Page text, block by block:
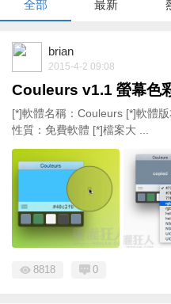
全部 最新
brian
2015-4-2 09:08
Couleurs v1.1 螢幕色
[*]軟體名稱：Couleurs [*]軟體
性質：免費軟體 [*]檔案大 ...
8818 0